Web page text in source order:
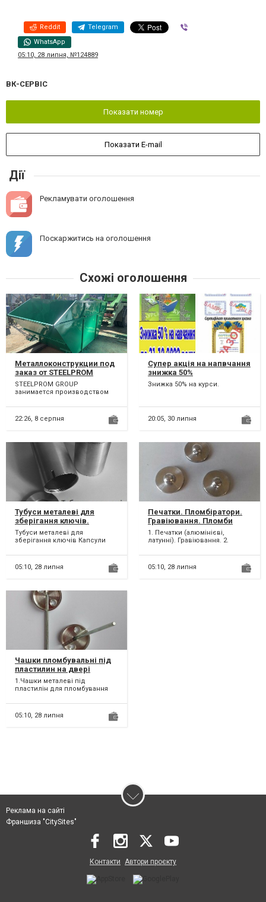
Reddit Telegram
WhatsApp
05:10, 28 липня, №124889
ВК-СЕРВІС
Показати номер
Показати E-mail
Дії
Рекламувати оголошення
Поскаржитись на оголошення
Схожі оголошення
Металлоконструкции под
заказ от STEELPROM
GROUP
STEELPROM GROUP
занимается производством
различной сложности для
частных заказчик...
22:26, 8 серпня
Супер акція на напвчання
знижка 50%
Знижка 50% на курси.
20:05, 30 липня
Тубуси металеві для
зберігання ключів.
Капсули часу.
Тубуси металеві для
зберігання ключів Капсули
пломбою Тубуси д...
05:10, 28 липня
Печатки. Пломбіратори.
Гравіювання. Пломби
свинцеві. Дріт
пломбувальний.
1. Печатки (алюмінієві,
латунні). Гравіювання. 2.
пломбування свинцевими
пломба...
05:10, 28 липня
Чашки пломбувальні під
пластилин на двері
приміщень,
сейфів.Печатки,
1.Чашки металеві під
пластилін для пломбування
металеві під пластилін...
05:10, 28 липня
Реклама на сайті
Франшиза "CitySites"
Контакти Автори проєкту